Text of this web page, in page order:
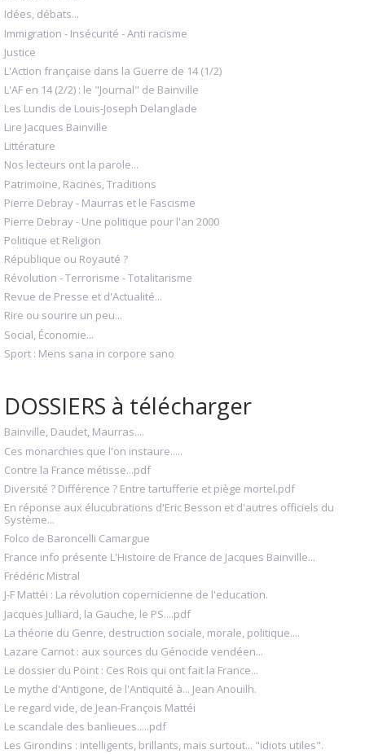
Idées, débats...
Immigration - Insécurité - Anti racisme
Justice
L'Action française dans la Guerre de 14 (1/2)
L'AF en 14 (2/2) : le "Journal" de Bainville
Les Lundis de Louis-Joseph Delanglade
Lire Jacques Bainville
Littérature
Nos lecteurs ont la parole...
Patrimoine, Racines, Traditions
Pierre Debray - Maurras et le Fascisme
Pierre Debray - Une politique pour l'an 2000
Politique et Religion
République ou Royauté ?
Révolution - Terrorisme - Totalitarisme
Revue de Presse et d'Actualité...
Rire ou sourire un peu...
Social, Économie...
Sport : Mens sana in corpore sano
DOSSIERS à télécharger
Bainville, Daudet, Maurras....
Ces monarchies que l'on instaure.....
Contre la France métisse...pdf
Diversité ? Différence ? Entre tartufferie et piège mortel.pdf
En réponse aux élucubrations d'Eric Besson et d'autres officiels du
Système...
Folco de Baroncelli Camargue
France info présente L'Histoire de France de Jacques Bainville...
Frédéric Mistral
J-F Mattéi : La révolution copernicienne de l'education.
Jacques Julliard, la Gauche, le PS....pdf
La théorie du Genre, destruction sociale, morale, politique....
Lazare Carnot : aux sources du Génocide vendéen...
Le dossier du Point : Ces Rois qui ont fait la France...
Le mythe d'Antigone, de l'Antiquité à... Jean Anouilh.
Le regard vide, de Jean-François Mattéi
Le scandale des banlieues.....pdf
Les Girondins : intelligents, brillants, mais surtout... "idiots utiles".